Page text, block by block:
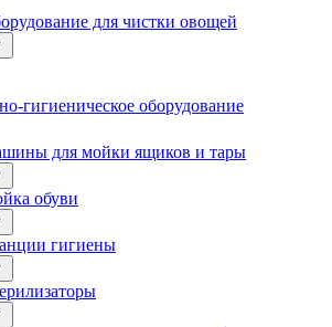
для чистки овощей
гигиеническое оборудование
для мойки ящиков и тары
обуви
гигиены